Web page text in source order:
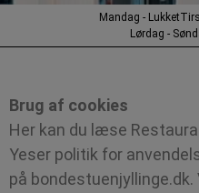
Mandag - Lukket
Lørdag -
Brug af cookies
Her kan du læse
Yeser politik for
på